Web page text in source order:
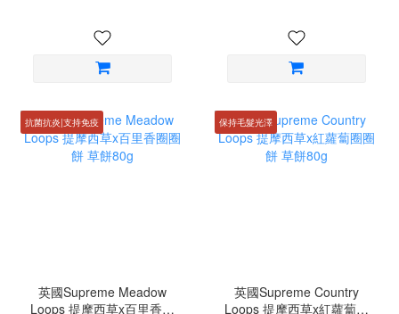
抗菌抗炎|支持免疫
英國Supreme Meadow
Loops 提摩西草x百里香圈
保持毛髮光澤
英國Supreme Country
Loops 提摩西草x紅蘿蔔圈